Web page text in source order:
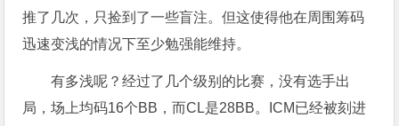
推了几次，只捡到了一些盲注。但这使得他在周围筹码
迅速变浅的情况下至少勉强能维持。
有多浅呢？经过了几个级别的比赛，没有选手出
局，场上均码16个BB，而CL是28BB。ICM已经被刻进